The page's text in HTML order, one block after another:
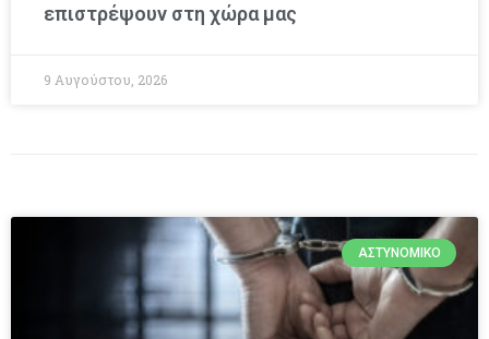
επιστρέψουν στη χώρα μας
9 Αυγούστου, 2026
ΑΣΤΥΝΟΜΙΚΌ